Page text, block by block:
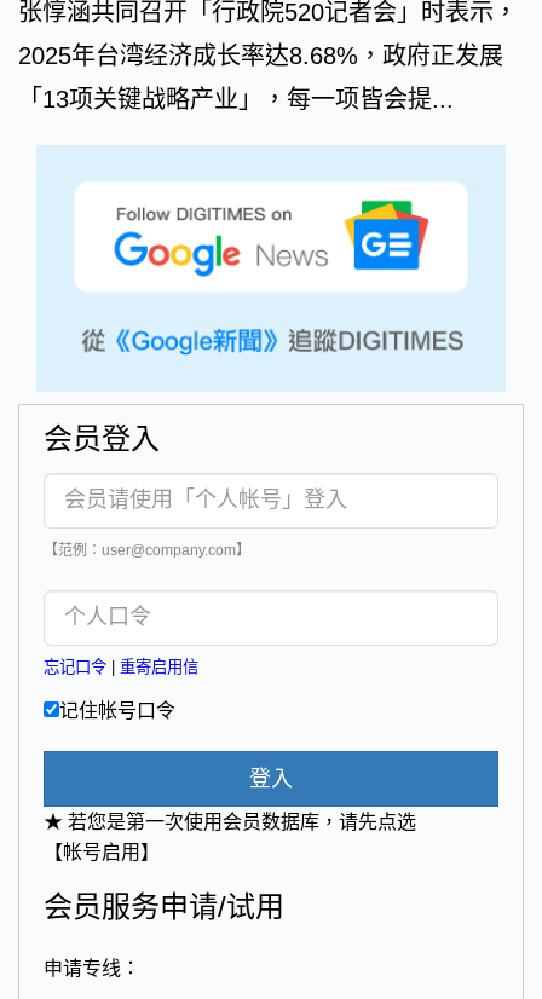
张惇涵共同召开「行政院520记者会」时表示，
2025年台湾经济成长率达8.68%，政府正发展
「13项关键战略产业」，每一项皆会提...
会员登入
【范例：user@company.com】
忘记口令 重寄启用信
记住帐号口令
登入
★ 若您是第一次使用会员数据库，请先点选
【帐号启用】
会员服务申请/试用
申请专线：